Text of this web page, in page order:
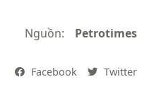
Nguồn: Petrotimes
Facebook Twitter